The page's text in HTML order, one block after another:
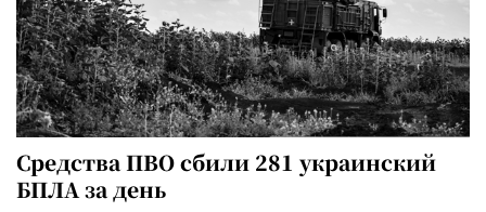
Средства ПВО сбили 281 украинский
БПЛА за день